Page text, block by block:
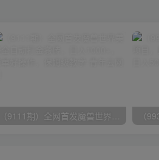
（9111期）全网首发魔兽世界美服全自动打金搬砖，日入1000+，简单好操作，保姆级教学